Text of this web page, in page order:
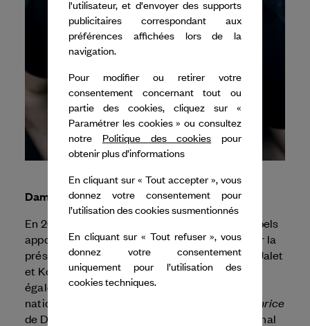
Damien Jalet
En 2026, Dance Reflections by
Van Cleef & Arpels
apporte son soutien au Berliner Festspiele pour la
présentation de
Planet[wanderer]de Damien Jalet
et Kohei Nawa. Dance Reflections apporte
également son soutien à Chaillot - Théâtre
national de la Danse pour la présentation de
Thrice
de Damien Jalet pour le Ballet de l'Opéra national
l'utilisateur, et d'envoyer des supports
publicitaires correspondant aux
préférences affichées lors de la
navigation.
Pour modifier ou retirer votre
consentement concernant tout ou
partie des cookies, cliquez sur «
Paramétrer les cookies » ou consultez
notre Politique des cookies pour
obtenir plus d’informations
En cliquant sur « Tout accepter », vous
donnez votre consentement pour
l’utilisation des cookies susmentionnés
En cliquant sur « Tout refuser », vous
donnez votre consentement
uniquement pour l’utilisation des
cookies techniques.